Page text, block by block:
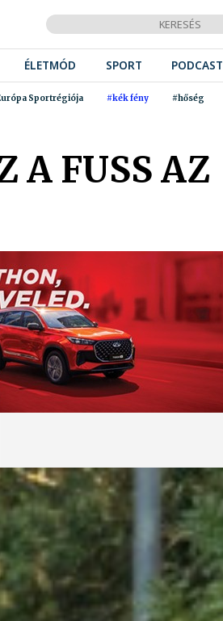
ÉLETMÓD SPORT PODCAST
Sportrégiója #kék fény #hőség
A FUSS AZ